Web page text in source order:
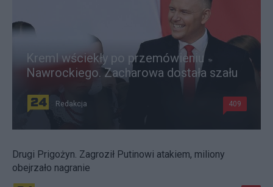
Kreml wściekły po przemówieniu
Nawrockiego. Zacharowa dostała szału
Redakcja 409
Drugi Prigożyn. Zagroził Putinowi atakiem, miliony
obejrzało nagranie